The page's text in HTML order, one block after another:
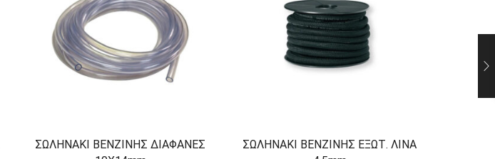
ΣΩΛΗΝΑΚΙ ΒΕΝΖΙΝΗΣ ΔΙΑΦΑΝΕΣ
ΣΩΛΗΝΑΚΙ ΒΕΝΖΙΝΗΣ ΕΞΩΤ. ΛΙΝΑ